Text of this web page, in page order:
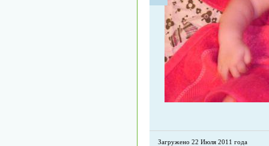
Загружено 22 Июля 2011 года